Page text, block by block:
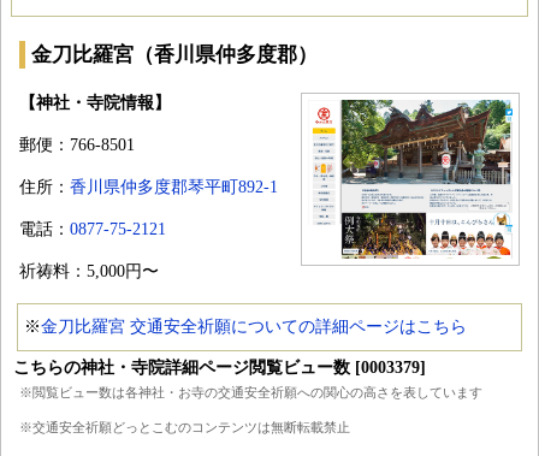
金刀比羅宮（香川県仲多度郡）
【神社・寺院情報】
郵便：766-8501
住所： 香川県仲多度郡琴平町892-1
電話： 0877-75-2121
祈祷料：5,000円〜
※金刀比羅宮 交通安全祈願についての詳細ページはこちら
こちらの神社・寺院詳細ページ閲覧ビュー数 [0003379]
※閲覧ビュー数は各神社・お寺の交通安全祈願への関心の高さを表しています
※交通安全祈願どっとこむのコンテンツは無断転載禁止